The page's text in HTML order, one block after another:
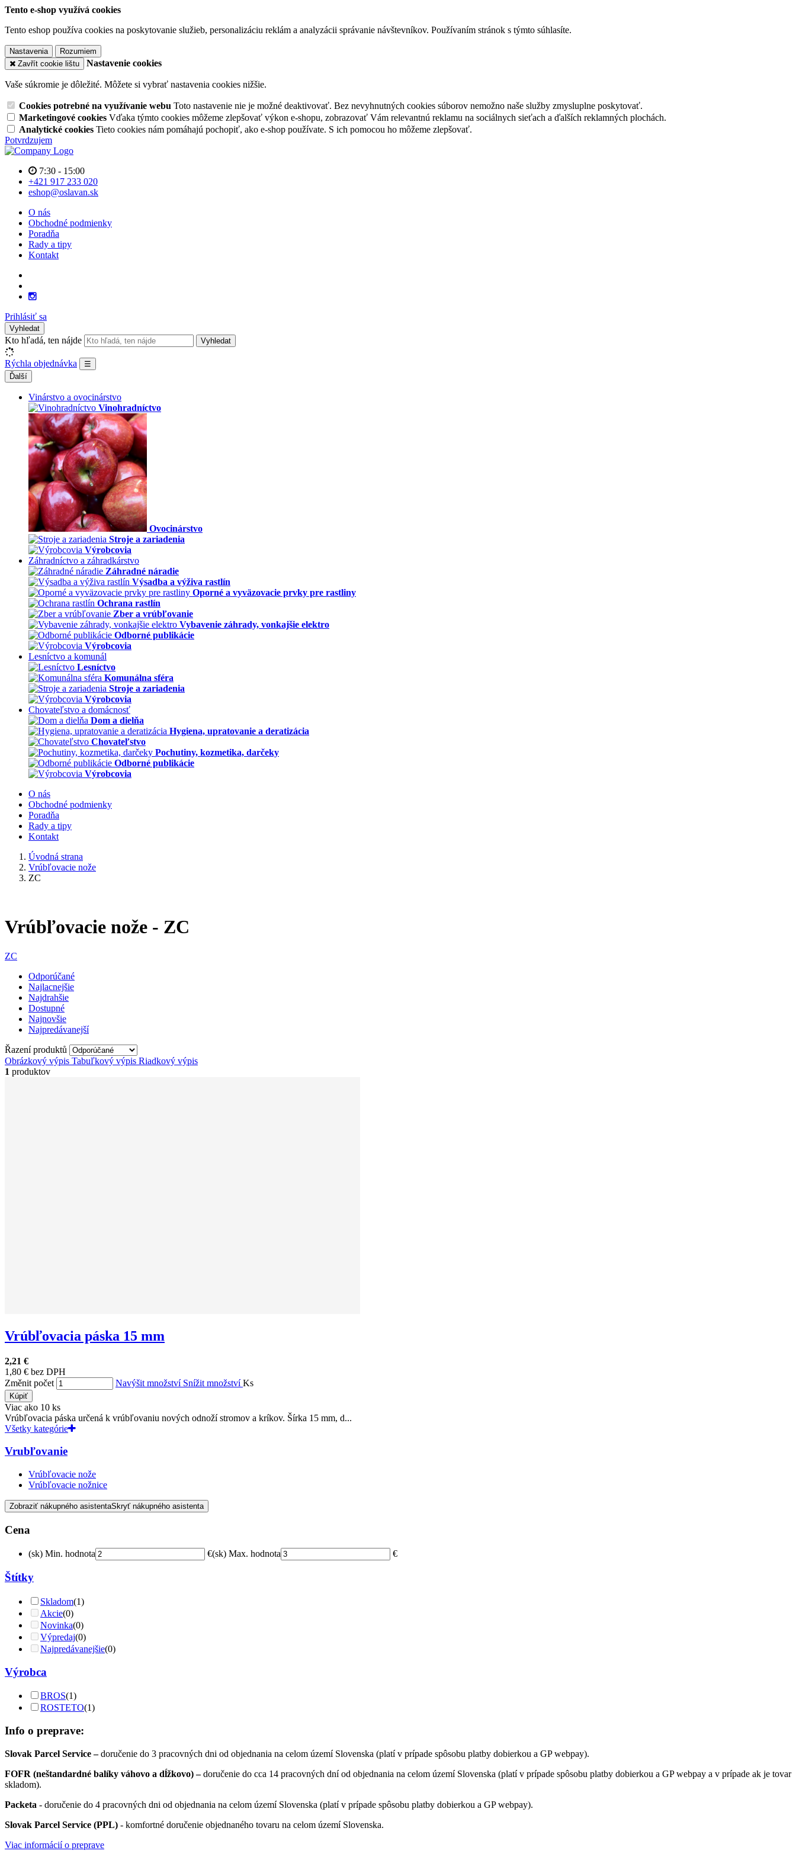
Tento e-shop využívá cookies
Tento eshop používa cookies na poskytovanie služieb, personalizáciu reklám a analyzácii správanie návštevníkov. Používaním stránok s týmto súhlasíte.
Nastavenia
Rozumiem
Zavřít cookie lištu
Nastavenie cookies
Vaše súkromie je dôležité. Môžete si vybrať nastavenia cookies nižšie.
Cookies potrebné na využívanie webu Toto nastavenie nie je možné deaktivovať. Bez nevyhnutných cookies súborov nemožno naše služby zmysluplne poskytovať.
Marketingové cookies Vďaka týmto cookies môžeme zlepšovať výkon e-shopu, zobrazovať Vám relevantnú reklamu na sociálnych sieťach a ďalších reklamných plochách.
Analytické cookies Tieto cookies nám pomáhajú pochopiť, ako e-shop používate. S ich pomocou ho môžeme zlepšovať.
Potvrdzujem
7:30 - 15:00
+421 917 233 020
eshop@oslavan.sk
O nás
Obchodné podmienky
Poradňa
Rady a tipy
Kontakt
Prihlásiť sa
Vyhledat
Kto hľadá, ten nájde Vyhledat
Rýchla objednávka
☰
Ďalší
Vinárstvo a ovocinárstvo
Vinohradníctvo
Ovocinárstvo
Stroje a zariadenia
Výrobcovia
Záhradníctvo a záhradkárstvo
Záhradné náradie
Výsadba a výživa rastlín
Oporné a vyväzovacie prvky pre rastliny
Ochrana rastlín
Zber a vrúbľovanie
Vybavenie záhrady, vonkajšie elektro
Odborné publikácie
Výrobcovia
Lesníctvo a komunál
Lesníctvo
Komunálna sféra
Stroje a zariadenia
Výrobcovia
Chovateľstvo a domácnosť
Dom a dielňa
Hygiena, upratovanie a deratizácia
Chovateľstvo
Pochutiny, kozmetika, darčeky
Odborné publikácie
Výrobcovia
O nás
Obchodné podmienky
Poradňa
Rady a tipy
Kontakt
Úvodná strana
Vrúbľovacie nože
ZC
Vrúbľovacie nože - ZC
ZC
Odporúčané
Najlacnejšie
Najdrahšie
Dostupné
Najnovšie
Najpredávanejší
Řazení produktů
Obrázkový výpis Tabuľkový výpis Riadkový výpis
1 produktov
Vrúbľovacia páska 15 mm
2,21 €
1,80 € bez DPH
Změnit počet
Navýšit množství Snížit množstvíKs
Kúpiť
Viac ako 10 ks
Vrúbľovacia páska určená k vrúbľovaniu nových odnoží stromov a kríkov. Šírka 15 mm, d...
Všetky kategórie
Vrubľovanie
Vrúbľovacie nože
Vrúbľovacie nožnice
Zobraziť nákupného asistentaSkryť nákupného asistenta
Cena
(sk) Min. hodnota €(sk) Max. hodnota €
Štítky
Skladom(1)
Akcie(0)
Novinka(0)
Výpredaj(0)
Najpredávanejšie(0)
Výrobca
BROS(1)
ROSTETO(1)
Info o preprave:
Slovak Parcel Service –doručenie do 3 pracovných dni od objednania na celom území Slovenska (platí v prípade spôsobu platby dobierkou a GP webpay).
FOFR (neštandardné balíky váhovo a dĺžkovo) –doručenie do cca 14 pracovných dní od objednania na celom území Slovenska (platí v prípade spôsobu platby dobierkou a GP webpay a v prípade ak je tovar
skladom).
Packeta - doručenie do 4 pracovných dni od objednania na celom území Slovenska (platí v prípade spôsobu platby dobierkou a GP webpay).
Slovak Parcel Service (PPL) - komfortné doručenie objednaného tovaru na celom území Slovenska.
Viac informácií o preprave